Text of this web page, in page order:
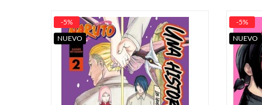
-5%
NUEVO
-5%
NUEVO